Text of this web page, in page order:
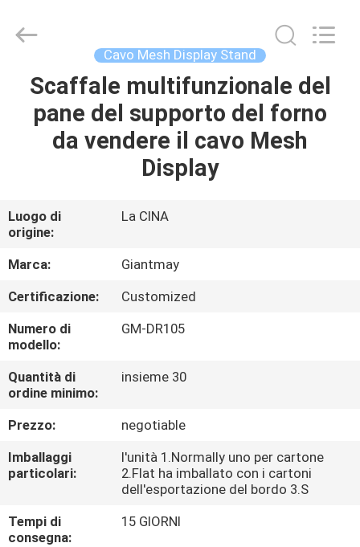
CASA
PRODOTTI
NOI
GIRO
DELLA
FABBRICA
CONTROLLO
DI
QUALITÀ
CONTATTICI
NOTIZIE
Production
Co,Ltd..
Reserved.
Developed
Cavo Mesh Display Stand
Scaffale multifunzionale del
pane del supporto del forno
da vendere il cavo Mesh
Display
Luogo di
origine:
La CINA
Marca:
Giantmay
Certificazione:
Customized
Numero di
modello:
GM-DR105
Quantità di
ordine minimo:
insieme 30
Prezzo:
negotiable
Imballaggi
particolari:
l'unità 1.Normally uno per cartone
2.Flat ha imballato con i cartoni
dell'esportazione del bordo 3.S
Tempi di
consegna:
15 GIORNI